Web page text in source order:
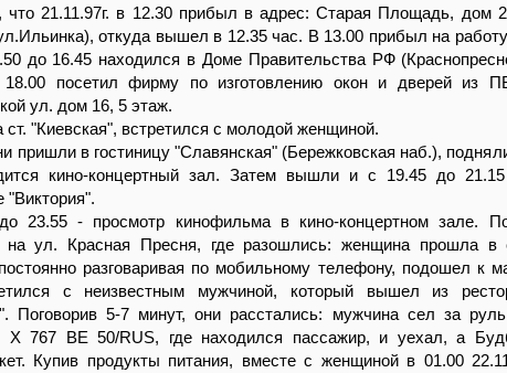
что 21.11.97г. в 12.30 прибыл в адрес: Старая Площадь, дом
откуда вышел в 12.35 час. В 13.00 прибыл на
до 16.45 находился в Доме Правительства РФ
посетил фирму по изготовлению окон и дверей из
ул. дом 16, 5 этаж.
ст. "Киевская", встретился с молодой женщиной.
пришли в гостиницу "Славянская" (Бережковская наб.),
кино-концертный зал. Затем вышли и с 19.45 до
"Виктория".
23.55 - просмотр кинофильма в кино-концертном зале.
на ул. Красная Пресня, где разошлись: женщина прошла в
разговаривая по мобильному телефону, подошел к
с неизвестным мужчиной, который вышел из
Поговорив 5-7 минут, они расстались: мужчина сел за
Х 767 ВЕ 50/RUS, где находился пассажир, и уехал, а
Купив продукты питания, вместе с женщиной в 01.00